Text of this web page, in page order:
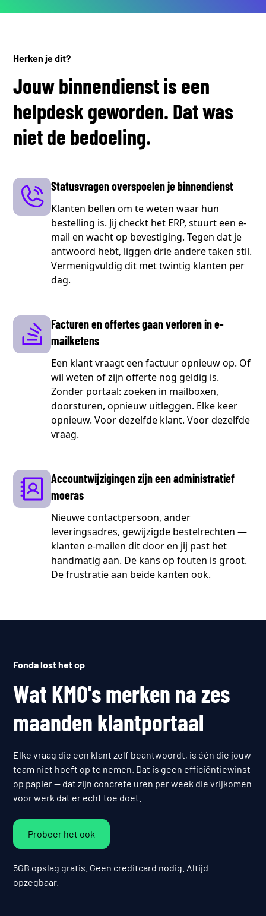
Herken je dit?
Jouw binnendienst is een
helpdesk geworden. Dat was
niet de bedoeling.
Statusvragen overspoelen je binnendienst
Klanten bellen om te weten waar hun
bestelling is. Jij checkt het ERP, stuurt een e-
mail en wacht op bevestiging. Tegen dat je
antwoord hebt, liggen drie andere taken stil.
Vermenigvuldig dit met twintig klanten per
dag.
Facturen en offertes gaan verloren in e-
mailketens
Een klant vraagt een factuur opnieuw op. Of
wil weten of zijn offerte nog geldig is.
Zonder portaal: zoeken in mailboxen,
doorsturen, opnieuw uitleggen. Elke keer
opnieuw. Voor dezelfde klant. Voor dezelfde
vraag.
Accountwijzigingen zijn een administratief
moeras
Nieuwe contactpersoon, ander
leveringsadres, gewijzigde bestelrechten —
klanten e-mailen dit door en jij past het
handmatig aan. De kans op fouten is groot.
De frustratie aan beide kanten ook.
Fonda lost het op
Wat KMO's merken na zes
maanden klantportaal
Elke vraag die een klant zelf beantwoordt, is één die jouw
team niet hoeft op te nemen. Dat is geen efficiëntiewinst
op papier — dat zijn concrete uren per week die vrijkomen
voor werk dat er echt toe doet.
Probeer het ook
5GB opslag gratis. Geen creditcard nodig. Altijd
opzegbaar.